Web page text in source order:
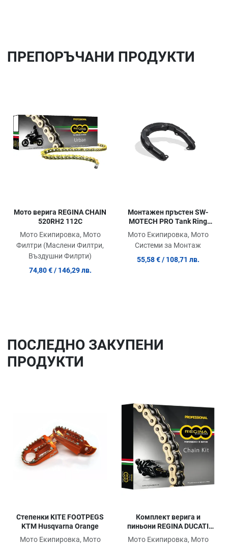
ПРЕПОРЪЧАНИ ПРОДУКТИ
Quick View
Мото верига REGINA CHAIN
520RH2 112C
Мото Екипировка, Мото
Филтри (Маслени Филтри,
Въздушни Филрти)
74,80 € / 146,29 лв.
Монтажен пръстен SW-
MOTECH PRO Tank Ring
Adapter Kit
Мото Екипировка, Мото
Системи за Монтаж
55,58 € / 108,71 лв.
ПОСЛЕДНO ЗАКУПЕНИ
ПРОДУКТИ
Сравни продукт
Quick View
Степенки KITE FOOTPEGS
KTM Husqvarna Orange
Мото Екипировка, Мото
Комплект верига и
пиньони REGINA DUCATI
MONST 1200
Мото Екипировка, Мото